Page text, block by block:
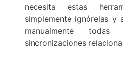
necesita estas
simplemente ignórelas y
manualmente
sincronizaciones